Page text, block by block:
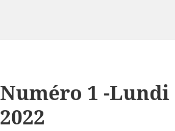
Numéro 1 -
2022